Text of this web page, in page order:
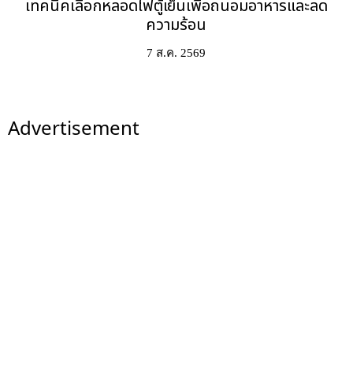
เทคนิคเลือกหลอดไฟตู้เย็นเพื่อถนอมอาหารและลด
ความร้อน
7 ส.ค. 2569
Advertisement